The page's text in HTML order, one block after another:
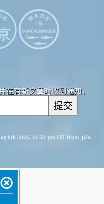
在有新文章时收到通知。
提交
6th 2026, 21:31 pm CST from jp2n